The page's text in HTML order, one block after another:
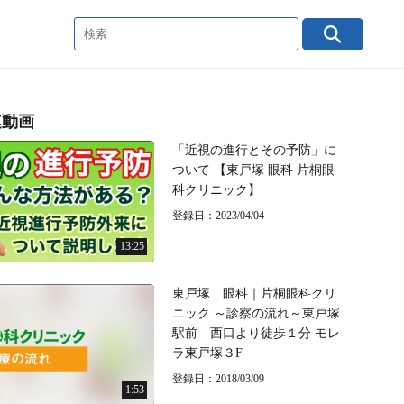
画
13:25
「近視の進行とその予防」に
ついて 【東戸塚 眼科 片桐眼
科クリニック】
登録日：2023/04/04
1:53
東戸塚 眼科｜片桐眼科クリ
ニック ～診察の流れ～東戸塚
駅前 西口より徒歩１分 モレ
ラ東戸塚３F
登録日：2018/03/09